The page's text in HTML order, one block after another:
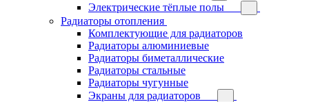
Электрические тёплые полы
Радиаторы отопления
Комплектующие для радиаторов
Радиаторы алюминиевые
Радиаторы биметаллические
Радиаторы стальные
Радиаторы чугунные
Экраны для радиаторов